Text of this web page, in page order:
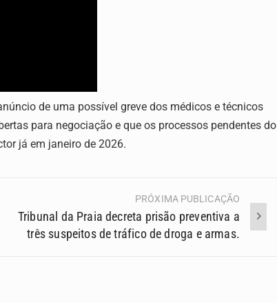
de uma possível greve dos médicos e técnicos
para negociação e que os processos pendentes do
já em janeiro de 2026.
PRÓXIMA PUBLICAÇÃO
Tribunal da Praia decreta prisão preventiva a
três suspeitos de tráfico de droga e armas.